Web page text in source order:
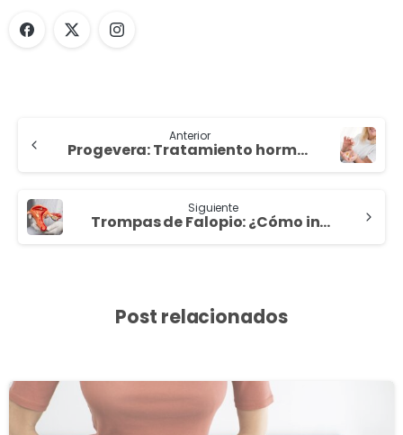
Anterior
Progevera: Tratamiento hormonal para regular el ciclo menstrual
Siguiente
Trompas de Falopio: ¿Cómo influyen en la fertilidad?
Post relacionados